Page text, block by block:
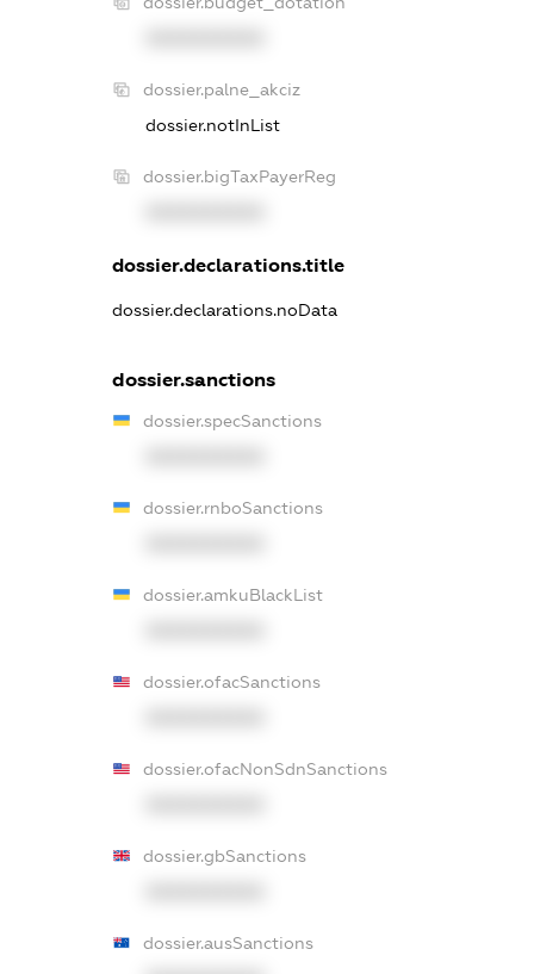
dossier.palne_akciz
dossier.notInList
dossier.bigTaxPayerReg
dossier.declarations.title
dossier.declarations.noData
dossier.sanctions
dossier.specSanctions
dossier.rnboSanctions
dossier.amkuBlackList
dossier.ofacSanctions
dossier.ofacNonSdnSanctions
dossier.gbSanctions
dossier.ausSanctions